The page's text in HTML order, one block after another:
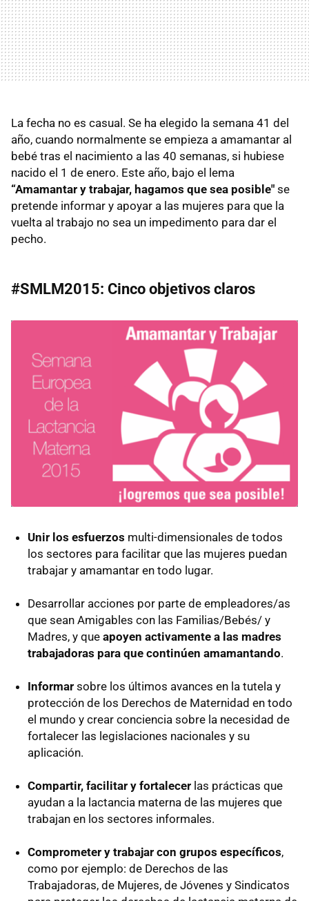
La fecha no es casual. Se ha elegido la semana 41 del
año, cuando normalmente se empieza a amamantar al
bebé tras el nacimiento a las 40 semanas, si hubiese
nacido el 1 de enero. Este año, bajo el lema
“Amamantar y trabajar, hagamos que sea posible" se
pretende informar y apoyar a las mujeres para que la
vuelta al trabajo no sea un impedimento para dar el
pecho.
#SMLM2015: Cinco objetivos claros
Unir los esfuerzos multi-dimensionales de todos
los sectores para facilitar que las mujeres puedan
trabajar y amamantar en todo lugar.
Desarrollar acciones por parte de empleadores/as
que sean Amigables con las Familias/Bebés/ y
Madres, y que apoyen activamente a las madres
trabajadoras para que continúen amamantando.
Informar sobre los últimos avances en la tutela y
protección de los Derechos de Maternidad en todo
el mundo y crear conciencia sobre la necesidad de
fortalecer las legislaciones nacionales y su
aplicación.
Compartir, facilitar y fortalecer las prácticas que
ayudan a la lactancia materna de las mujeres que
trabajan en los sectores informales.
Comprometer y trabajar con grupos específicos,
como por ejemplo: de Derechos de las
Trabajadoras, de Mujeres, de Jóvenes y Sindicatos